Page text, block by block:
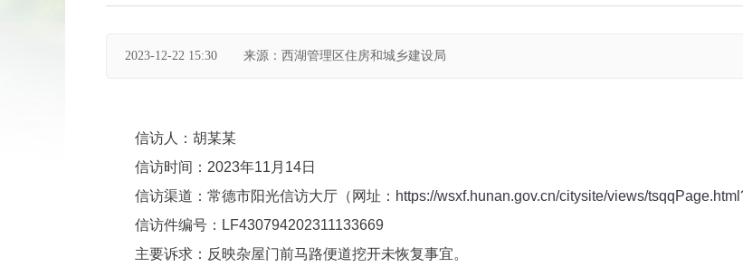
2023-12-22 15:30 来源：西湖管理区住房和城乡建设局
信访人：胡某某
信访时间：2023年11月14日
信访渠道：常德市阳光信访大厅（网址： https://wsxf.hunan.gov.cn/citysite/views/
信访件编号：LF430794202311133669
主要诉求：反映杂屋门前马路便道挖开未恢复事宜。